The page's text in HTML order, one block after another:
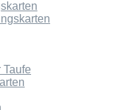
Taufe